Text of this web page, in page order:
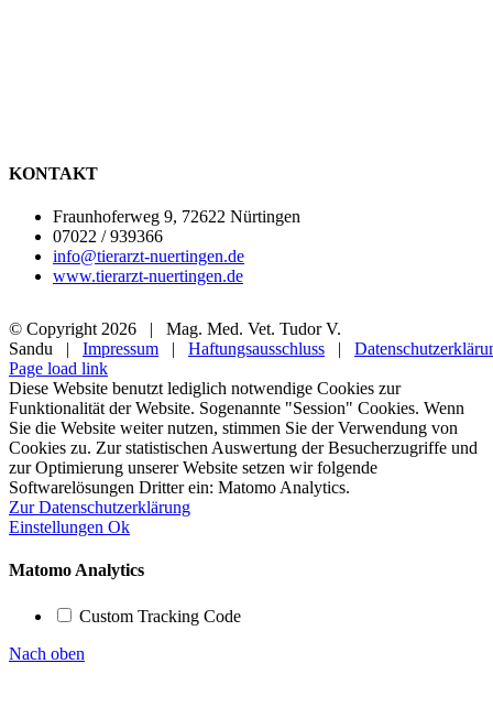
KONTAKT
Fraunhoferweg 9, 72622 Nürtingen
07022 / 939366
info@tierarzt-nuertingen.de
www.tierarzt-nuertingen.de
© Copyright 2026 | Mag. Med. Vet. Tudor V.
Sandu | Impressum | Haftungsausschluss |
Page load link
Diese Website benutzt lediglich notwendige Cookies zur
Funktionalität der Website. Sogenannte "Session" Cookies. Wenn
Sie die Website weiter nutzen, stimmen Sie der Verwendung von
Cookies zu. Zur statistischen Auswertung der Besucherzugriffe und
zur Optimierung unserer Website setzen wir folgende
Softwarelösungen Dritter ein: Matomo Analytics.
Zur Datenschutzerklärung
Einstellungen Ok
Matomo Analytics
Custom Tracking Code
Nach oben